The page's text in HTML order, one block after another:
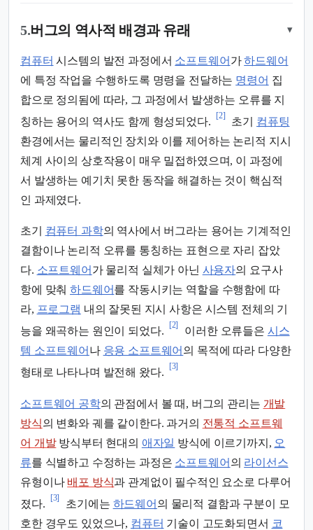
5.버그의 역사적 배경과 유래 ▾
컴퓨터 시스템의 발전 과정에서 소프트웨어 가하드웨어
에 특정 작업을 수행하도록 명령을 전달하는 명령어 집
합으로 정의됨에 따라, 그 과정에서 발생하는 오류를 지
칭하는 용어의 역사도 함께 형성되었다.
[2]
초기 컴퓨팅
환경에서는 물리적인 장치와 이를 제어하는 논리적 지시
체계 사이의 상호작용이 매우 밀접하였으며, 이 과정에
서 발생하는 예기치 못한 동작을 해결하는 것이 핵심적
인 과제였다.
초기 컴퓨터 과학의 역사에서 버그라는 용어는 기계적인
결함이나 논리적 오류를 통칭하는 표현으로 자리 잡았
다. 소프트웨어 가 물리적 실체가 아닌 사용자의 요구사
항에 맞춰하드웨어를 작동시키는 역할을 수행함에 따
라, 프로그램 내의 잘못된 지시 사항은 시스템 전체의 기
능을 왜곡하는 원인이 되었다.
[2]
이러한 오류들은 시스
템 소프트웨어 나 응용 소프트웨어 의 목적에 따라 다양한
형태로 나타나며 발전해 왔다.
[3]
소프트웨어 공학의 관점에서 볼 때, 버그의 관리는 개발
방식의 변화와 궤를 같이한다. 과거의 전통적 소프트웨
어 개발방식부터 현대의 애자일 방식에 이르기까지, 오
류를 식별하고 수정하는 과정은 소프트웨어 의 라이선스
유형이나 배포 방식과 관계없이 필수적인 요소로 다루어
졌다.
[3]
초기에는 하드웨어 의 물리적 결함과 구분이 모
호한 경우도 있었으나, 컴퓨터 기술이 고도화되면서 코